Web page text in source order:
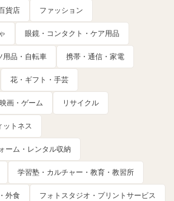
貨店 ファッション
眼鏡・コンタクト・ケア用品
用品・自転車 携帯・通信・家電
花・ギフト・手芸
画・ゲーム リサイクル
ットネス
ーム・レンタル収納
学習塾・カルチャー・教育・教習所
外食 フォトスタジオ・プリントサービス